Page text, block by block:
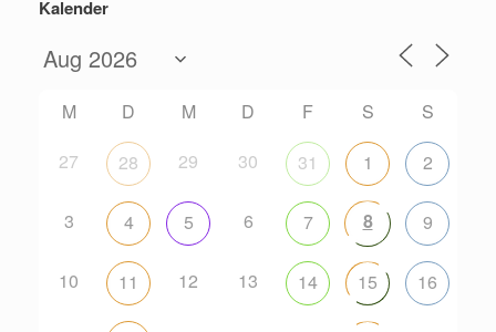
Kalender
M D M D F S
S
27
28 29 30 31 1 2
3 4 5 6 7 8 9
10 11 12 13 14 15 16